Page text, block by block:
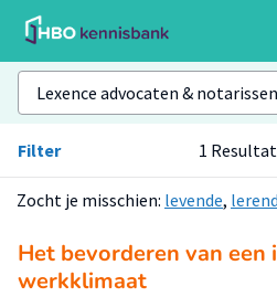
Filter 1
Zocht je misschien: levende,
Het bevorderen van een
werkklimaat